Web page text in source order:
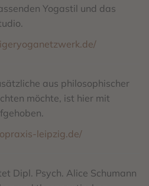
Yogastil und das
aus philosophischer
möchte, ist hier mit
leipzig.de/
Dipl. Psych. Alice Schumann